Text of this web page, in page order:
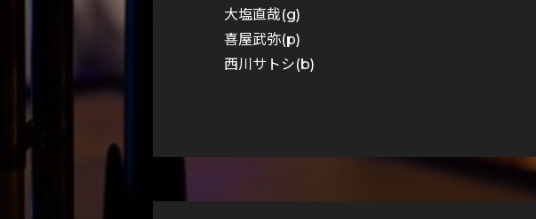
大塩直哉(g)
喜屋武弥(p)
西川サトシ(b)